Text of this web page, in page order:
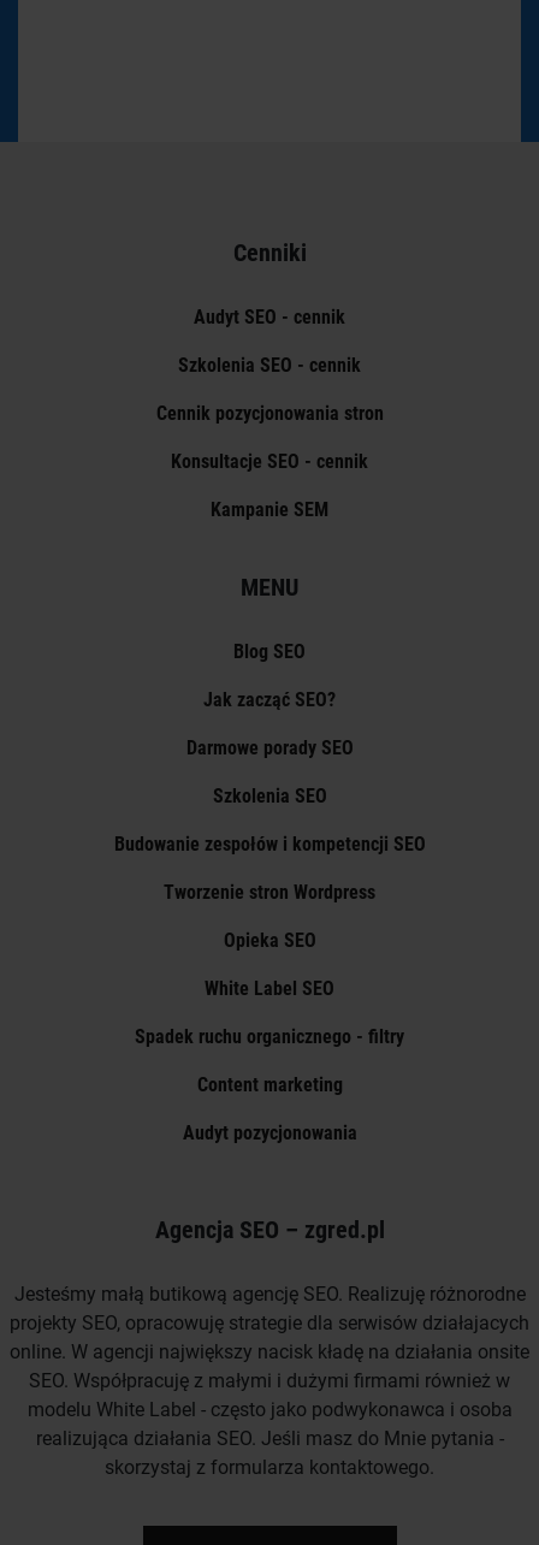
Cenniki
Audyt SEO - cennik
Szkolenia SEO - cennik
Cennik pozycjonowania stron
Konsultacje SEO - cennik
Kampanie SEM
MENU
Blog SEO
Jak zacząć SEO?
Darmowe porady SEO
Szkolenia SEO
Budowanie zespołów i kompetencji SEO
Tworzenie stron Wordpress
Opieka SEO
White Label SEO
Spadek ruchu organicznego - filtry
Content marketing
Audyt pozycjonowania
Agencja SEO – zgred.pl
Jesteśmy małą butikową agencję SEO. Realizuję różnorodne
projekty SEO, opracowuję strategie dla serwisów działajacych
online. W agencji największy nacisk kładę na działania onsite
SEO. Współpracuję z małymi i dużymi firmami również w
modelu White Label - często jako podwykonawca i osoba
realizująca działania SEO. Jeśli masz do Mnie pytania -
skorzystaj z formularza kontaktowego.